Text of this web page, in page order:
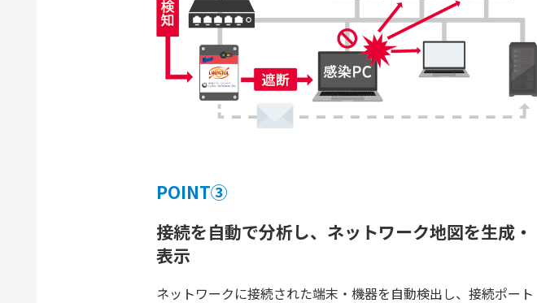
POINT③
接続を自動で分析し、ネットワーク地図を生成・
表示
ネットワークに接続された端末・機器を自動検出し、接続ポート